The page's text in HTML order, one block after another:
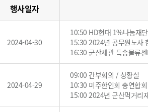
행사일자
2024-04-30
10:50 HD현대 1%나눔재
15:30 2024년 공무원노사
16:30 군산세관 특송물류
2024-04-29
09:00 간부회의 / 상황실
10:30 미주한인회 총연합
15:00 2024년 군산먹거리